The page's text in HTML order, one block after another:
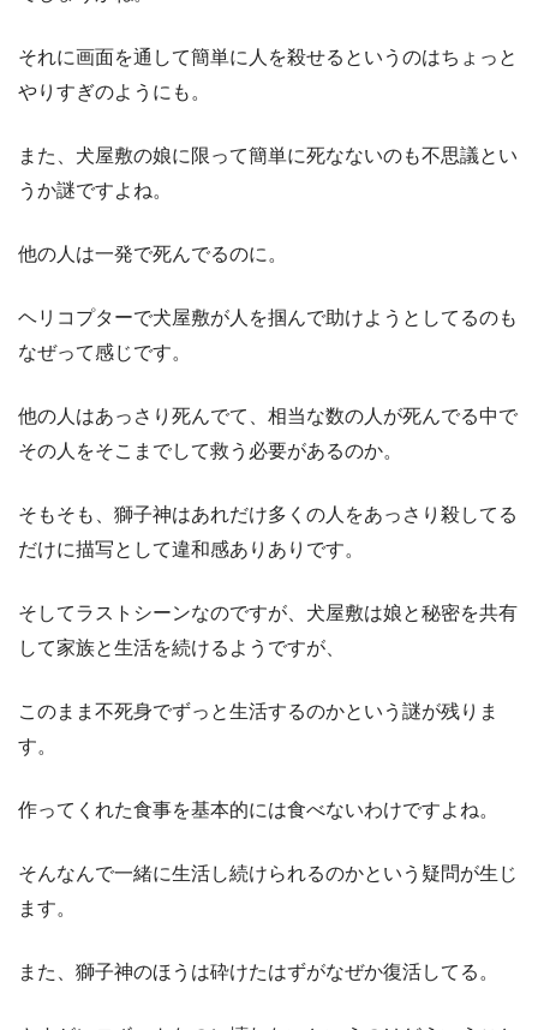
それに画面を通して簡単に人を殺せるというのはちょっと
やりすぎのようにも。
また、犬屋敷の娘に限って簡単に死なないのも不思議とい
うか謎ですよね。
他の人は一発で死んでるのに。
ヘリコプターで犬屋敷が人を掴んで助けようとしてるのも
なぜって感じです。
他の人はあっさり死んでて、相当な数の人が死んでる中で
その人をそこまでして救う必要があるのか。
そもそも、獅子神はあれだけ多くの人をあっさり殺してる
だけに描写として違和感ありありです。
そしてラストシーンなのですが、犬屋敷は娘と秘密を共有
して家族と生活を続けるようですが、
このまま不死身でずっと生活するのかという謎が残りま
す。
作ってくれた食事を基本的には食べないわけですよね。
そんなんで一緒に生活し続けられるのかという疑問が生じ
ます。
また、獅子神のほうは砕けたはずがなぜか復活してる。